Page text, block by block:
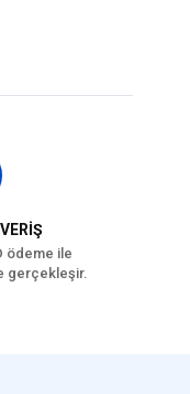
ödeme ile
gerçekleşir.